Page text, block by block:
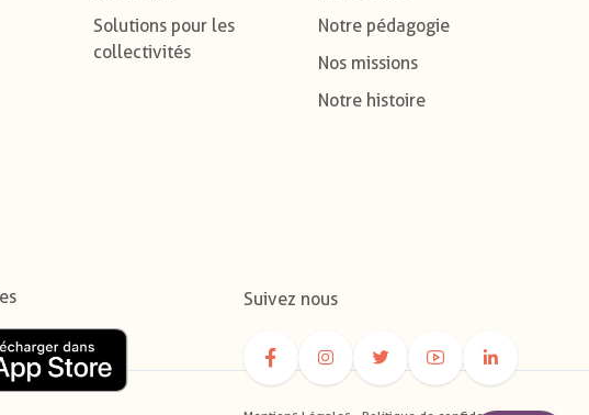
Solutions pour les
collectivités
Notre pédagogie
Nos missions
Notre histoire
Suivez nous